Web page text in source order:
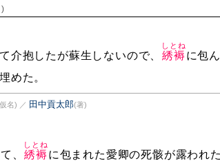
介抱したが蘇生しないので、 綉褥
しとね
に包
めた。
名) ／ 田中貢太郎(著)
、 綉褥
しとね
に包まれた愛卿の死骸が露われ